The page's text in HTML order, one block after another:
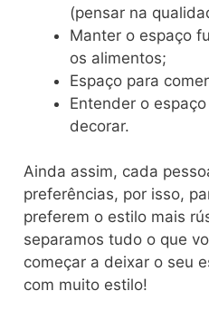
(pensar na
Manter o espaço
os alimentos;
Espaço para
Entender o
decorar.
Ainda assim, cada
preferências, por isso,
preferem o estilo mais
separamos tudo o que
começar a deixar o seu
com muito estilo!